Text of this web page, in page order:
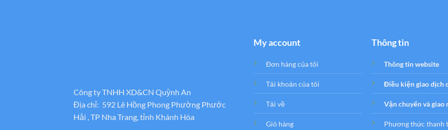
Công ty TNHH XD&CN Quỳnh An
Địa chỉ: 592 Lê Hồng Phong Phường Phước
Hải , TP Nha Trang, tỉnh Khánh Hòa
My account
Đơn hàng của tôi
Tải khoản của tôi
Tải về
Giỏ hàng
Thông tin
Thông tin website
Điều kiện giao dịch
Vận chuyển và giao
Phương thức thanh